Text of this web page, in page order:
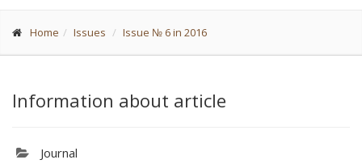
Home Issues Issue № 6 in 2016
Information about article
Journal